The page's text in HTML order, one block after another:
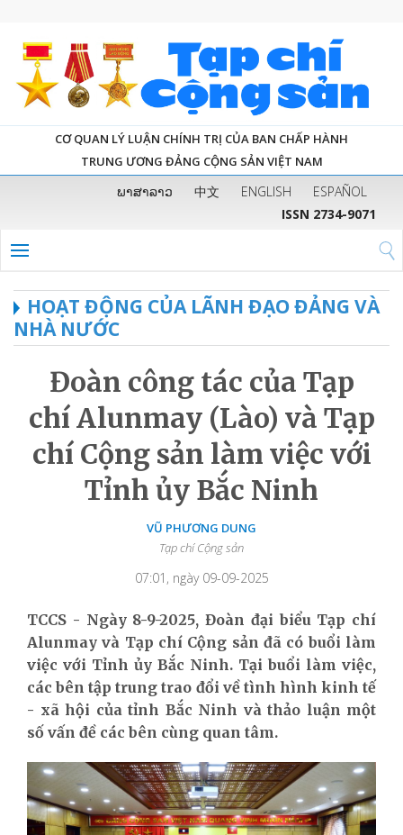
CƠ QUAN LÝ LUẬN CHÍNH TRỊ CỦA BAN CHẤP HÀNH
TRUNG ƯƠNG ĐẢNG CỘNG SẢN VIỆT NAM
ພາສາລາວ 中文 ENGLISH
ESPAÑOL
ISSN 2734-9071
HOẠT ĐỘNG CỦA LÃNH ĐẠO ĐẢNG VÀ
NHÀ NƯỚC
Đoàn công tác của Tạp
chí Alunmay (Lào) và Tạp
chí Cộng sản làm việc với
Tỉnh ủy Bắc Ninh
VŨ PHƯƠNG DUNG
Tạp chí Cộng sản
07:01, ngày 09-09-2025
TCCS - Ngày 8-9-2025, Đoàn đại biểu Tạp chí
Alunmay và Tạp chí Cộng sản đã có buổi làm
việc với Tỉnh ủy Bắc Ninh. Tại buổi làm việc,
các bên tập trung trao đổi về tình hình kinh tế
- xã hội của tỉnh Bắc Ninh và thảo luận một
số vấn đề các bên cùng quan tâm.